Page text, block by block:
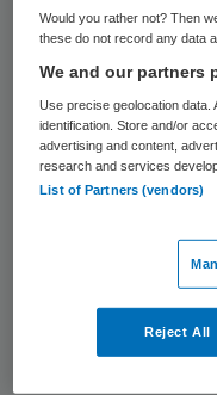
Geen stem
Stijgende
arbeidsmarkt
februari 2022
een transitie
Would you rather not? Then
these do not record any data
We and our partners
Use precise geolocation
identification. Store and/or
advertising and content,
research and services
List of Partners (vendors)
Reject All